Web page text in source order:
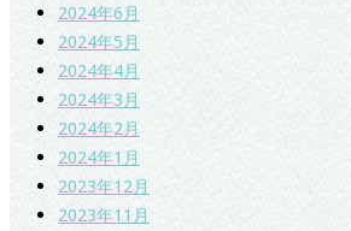
2024年6月
2024年5月
2024年4月
2024年3月
2024年2月
2024年1月
2023年12月
2023年11月